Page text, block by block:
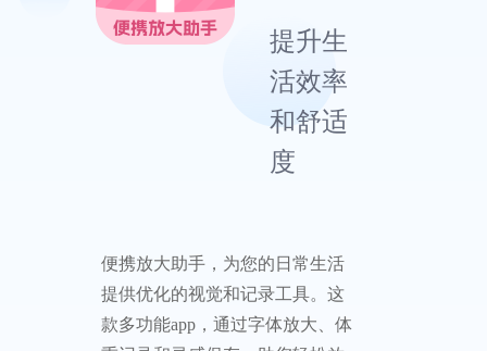
提升生
活效率
和舒适
度
便携放大助手，为您的日常生活
提供优化的视觉和记录工具。这
款多功能app，通过字体放大、体